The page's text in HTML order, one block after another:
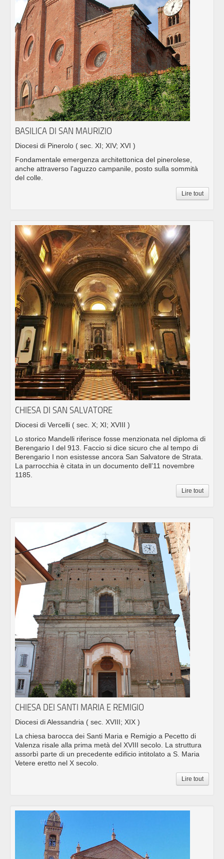
BASILICA DI SAN MAURIZIO
Diocesi di Pinerolo ( sec. XI; XIV; XVI )
Fondamentale emergenza architettonica del pinerolese,
anche attraverso l'aguzzo campanile, posto sulla sommità
del colle.
Lire tout
CHIESA DI SAN SALVATORE
Diocesi di Vercelli ( sec. X; XI; XVIII )
Lo storico Mandelli riferisce fosse menzionata nel diploma di
Berengario I del 913. Faccio si dice sicuro che al tempo di
Berengario I non esistesse ancora San Salvatore de Strata.
La parrocchia è citata in un documento dell’11 novembre
1185.
Lire tout
CHIESA DEI SANTI MARIA E REMIGIO
Diocesi di Alessandria ( sec. XVIII; XIX )
La chiesa barocca dei Santi Maria e Remigio a Pecetto di
Valenza risale alla prima metà del XVIII secolo. La struttura
assorbì parte di un precedente edificio intitolato a S. Maria
Vetere eretto nel X secolo.
Lire tout